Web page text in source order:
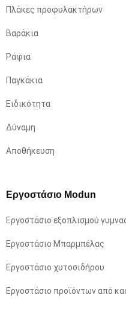
Πλάκες προφυλακτήρων
Βαράκια
Ράφια
Παγκάκια
Ειδικότητα
Δύναμη
Αποθήκευση
Εργοστάσιο Modun
Εργοστάσιο εξοπλισμού
Εργοστάσιο Μπαρμπέλας
Εργοστάσιο χυτοσιδήρου
Εργοστάσιο προϊόντων από